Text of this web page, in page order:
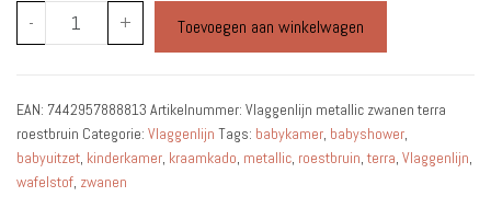
-
Vlaggenlijn
metallic
roestbruin
aantal
+ Toevoegen aan winkelwagen
EAN: 7442957888813 Artikelnummer: Vlaggenlijn metallic zwanen terra
roestbruin Categorie: Vlaggenlijn Tags: babykamer babyshower
babyuitzet kinderkamer kraamkado metallic roestbruin ,terra Vlaggenlijn
wafelstof zwanen